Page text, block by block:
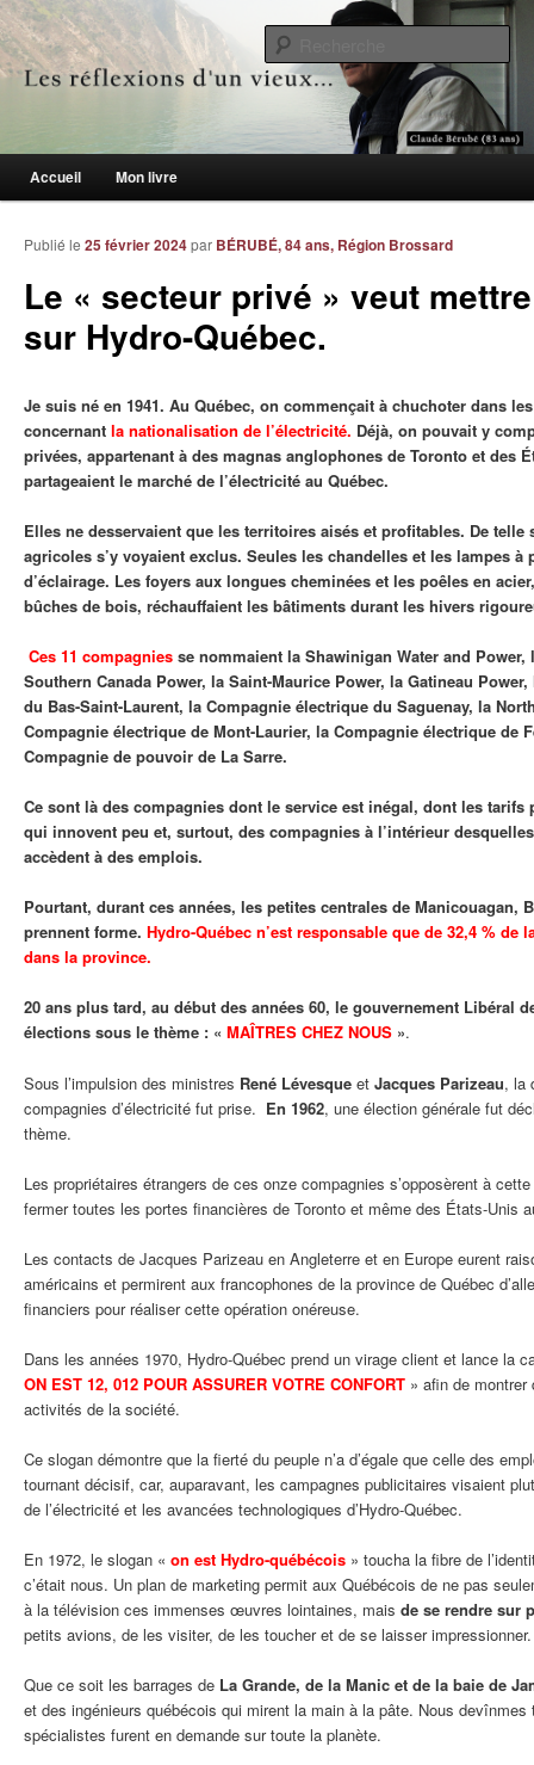
Les réflexions d'un vieux…
Le blogue des aînés de 65 ans et +
Menu principal
Aller au contenu principal
Aller au contenu secondaire
Accueil Mon livre
Le « secteur privé » veut
sur Hydro-Québec.
Publié le 25 février 2024par BÉRUBÉ, 84 ans, Région Brossard
Je suis né en 1941. Au Québec, on commençait à chuchoter dans
concernant la nationalisation de l’électricité. Déjà, on pouvait y
privées, appartenant à des magnas anglophones de Toronto et des
partageaient le marché de l’électricité au Québec.
Elles ne desservaient que les territoires aisés et profitables. De telle
agricoles s’y voyaient exclus. Seules les chandelles et les lampes à
d’éclairage. Les foyers aux longues cheminées et les poêles en
bûches de bois, réchauffaient les bâtiments durant les hivers
Ces 11 compagnies se nommaient la Shawinigan Water and Power,
Southern Canada Power, la Saint-Maurice Power, la Gatineau
du Bas-Saint-Laurent, la Compagnie électrique du Saguenay, la
Compagnie électrique de Mont-Laurier, la Compagnie électrique de
Compagnie de pouvoir de La Sarre.
Ce sont là des compagnies dont le service est inégal, dont les tarifs
qui innovent peu et, surtout, des compagnies à l’intérieur
accèdent à des emplois.
Pourtant, durant ces années, les petites centrales de Manicouagan,
prennent forme. Hydro-Québec n’est responsable que de 32,4 % de
dans la province.
20 ans plus tard, au début des années 60, le gouvernement Libéral
élections sous le thème : « MAÎTRES CHEZ NOUS ».
Sous l’impulsion des ministres René Lévesque et Jacques Parizeau, la
compagnies d’électricité fut prise. En 1962, une élection générale fut
thème.
Les propriétaires étrangers de ces onze compagnies s’opposèrent à
fermer toutes les portes financières de Toronto et même des États-Unis
Les contacts de Jacques Parizeau en Angleterre et en Europe eurent
américains et permirent aux francophones de la province de Québec
financiers pour réaliser cette opération onéreuse.
Dans les années 1970, Hydro-Québec prend un virage client et lance la
ON EST 12, 012 POUR ASSURER VOTRE CONFORT » afin de
activités de la société.
Ce slogan démontre que la fierté du peuple n’a d’égale que celle des
tournant décisif, car, auparavant, les campagnes publicitaires visaient
de l’électricité et les avancées technologiques d’Hydro-Québec.
En 1972, le slogan « on est Hydro-québécois » toucha la fibre de
c’était nous. Un plan de marketing permit aux Québécois de ne pas
à la télévision ces immenses œuvres lointaines, mais de se rendre sur
petits avions, de les visiter, de les toucher et de se laisser impressionner.
Que ce soit les barrages de La Grande, de la Manic et de la baie de
et des ingénieurs québécois qui mirent la main à la pâte. Nous
spécialistes furent en demande sur toute la planète.